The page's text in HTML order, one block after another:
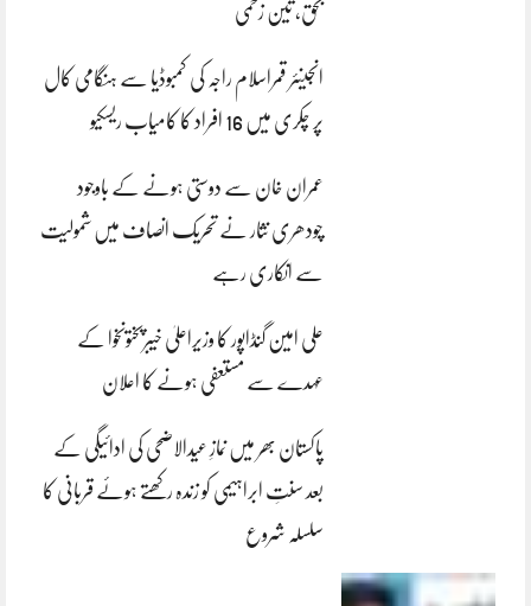
بحق، تین زخمی
انجینئر قمراسلام راجہ کی کمبوڈیا سے ہنگامی کال
پر چکری میں 16 افراد کا کامیاب ریسکیو
عمران خان سے دوستی ہونے کے باوجود
چودھری نثار نے تحریک انصاف میں شمولیت
سے انکاری رہے
علی امین گنڈاپور کا وزیراعلیٰ خیبرپختونخوا کے
عہدے سے مستعفی ہونے کا اعلان
پاکستان بھر میں نمازِ عیدالاضحی کی ادائیگی کے
بعد سنتِ ابراہیمی کو زندہ رکھتے ہوئے قربانی کا
سلسلہ شروع